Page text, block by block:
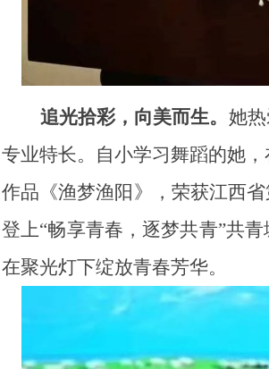
追光拾彩，向美而生。 她
专业特长。自小学习舞蹈的她
作品《渔梦渔阳》，荣获江西
登上“畅享青春，逐梦共青”共
在聚光灯下绽放青春芳华。